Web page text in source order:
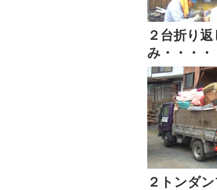
２台折り
み・・・・
２トンダ